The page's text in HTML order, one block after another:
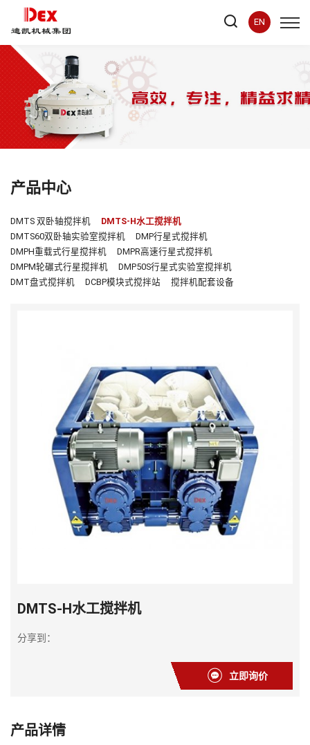
EN
产品中心
DMTS 双卧轴搅拌机
DMTS-H水工搅拌机
DMTS60双卧轴实验室搅拌机
DMP行星式搅拌机
DMPH重载式行星搅拌机
DMPR高速行星式搅拌机
DMPM轮碾式行星搅拌机
DMP50S行星式实验室搅拌机
DMT盘式搅拌机
DCBP模块式搅拌站 搅拌机配套设备
DMTS-H水工搅拌机
分享到：
立即询价
产品详情